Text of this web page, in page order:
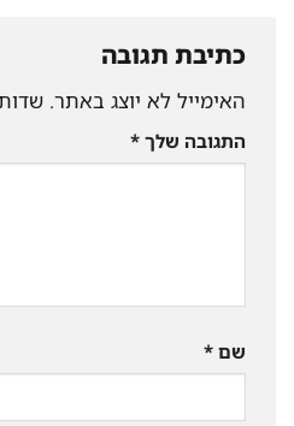
כתיבת תגובה
האימייל לא יוצג באתר.
התגובה שלך *
שם *